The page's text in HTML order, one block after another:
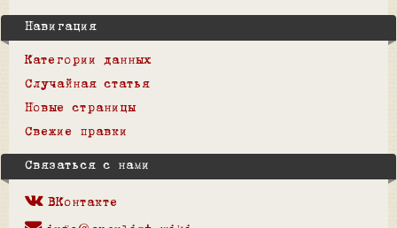
Навигация
Категории данных
Случайная статья
Новые страницы
Свежие правки
Связаться с нами
ВКонтакте